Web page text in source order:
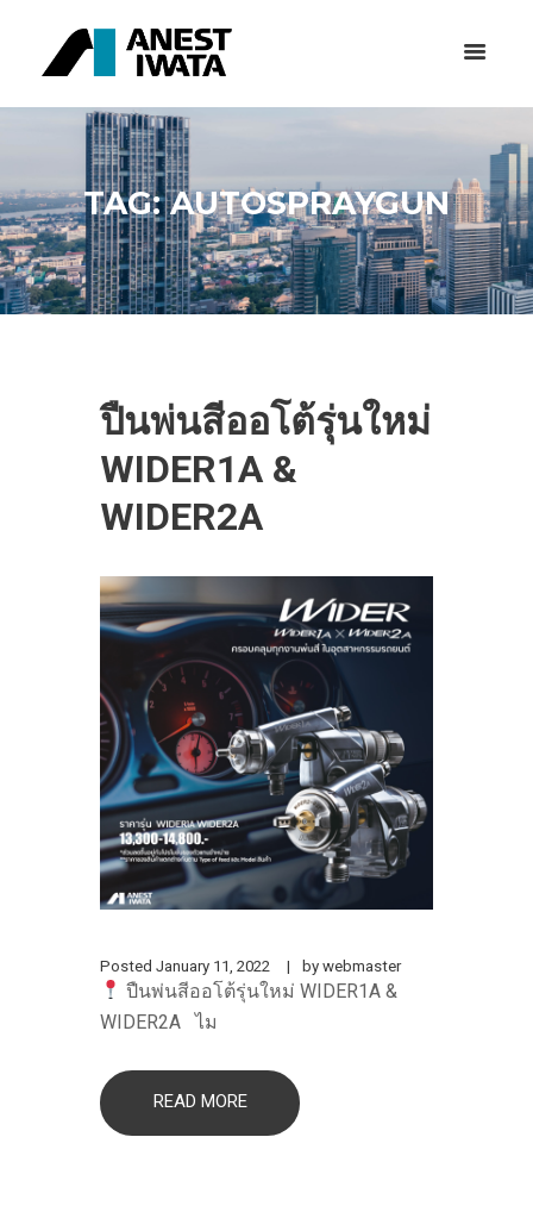
TAG: AUTOSPRAYGUN
ปืนพ่นสีออโต้รุ่นใหม่
WIDER1A &
WIDER2A
Posted January 11, 2022 bywebmaster
ปืนพ่นสีออโต้รุ่นใหม่ WIDER1A &
WIDER2A ไม
READ MORE